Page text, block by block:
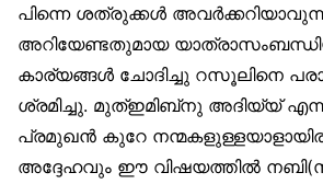
പിന്നെ ശത്രുക്കൾ
അറിയേണ്ടതുമായ
കാര്യങ്ങൾ ചോദിച്ചു റസൂലിനെ
ശ്രമിച്ചു. മുത്ഇമിബ്‌നു അദിയ്യ്
പ്രമുഖൻ കുറേ
അദ്ദേഹവും ഈ വിഷയത്തിൽ